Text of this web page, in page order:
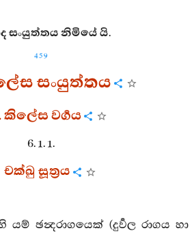
සංයුත්තය නිමියේ යි.
459
සංයුත්තය
කිලේස වර්‍ගය
6. 1. 1.
චක්ඛු සූත්‍රය
ඡන්‍දරාගයෙක් (දුර්‍වල රාගය හා